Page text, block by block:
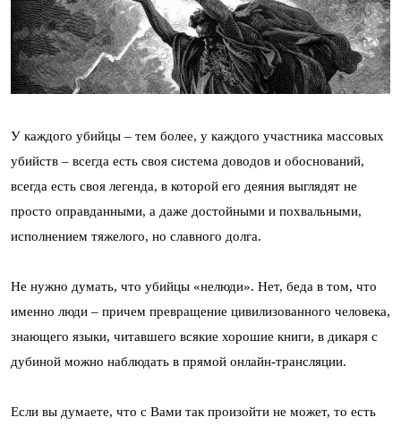
У каждого убийцы – тем более, у каждого участника массовых
убийств – всегда есть своя система доводов и обоснований,
всегда есть своя легенда, в которой его деяния выглядят не
просто оправданными, а даже достойными и похвальными,
исполнением тяжелого, но славного долга.
Не нужно думать, что убийцы «нелюди». Нет, беда в том, что
именно люди – причем превращение цивилизованного человека,
знающего языки, читавшего всякие хорошие книги, в дикаря с
дубиной можно наблюдать в прямой онлайн-трансляции.
Если вы думаете, что с Вами так произойти не может, то есть